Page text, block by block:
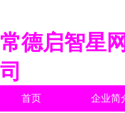
常德启智星
司
首页 企业简